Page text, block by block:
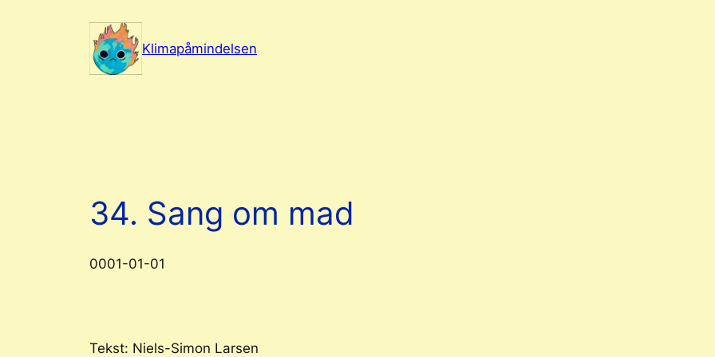
Klimapåmindelsen
34. Sang om mad
0001-01-01
Tekst: Niels-Simon Larsen